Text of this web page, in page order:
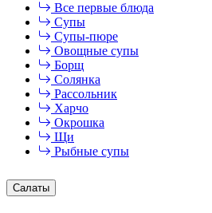
Все первые блюда
Супы
Супы-пюре
Овощные супы
Борщ
Солянка
Рассольник
Харчо
Окрошка
Щи
Рыбные супы
Салаты